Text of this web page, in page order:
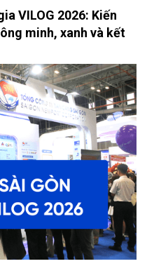
VILOG 2026: Kiến
minh, xanh và kết